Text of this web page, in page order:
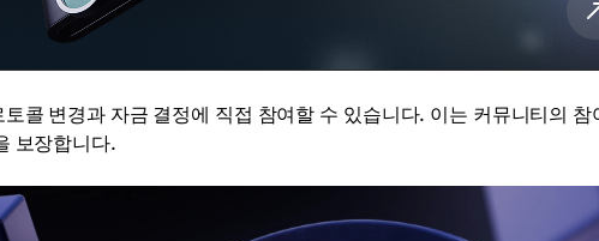
콜 변경과 자금 결정에 직접 참여할 수 있습니다. 이는 커뮤니티의 참
보장합니다.